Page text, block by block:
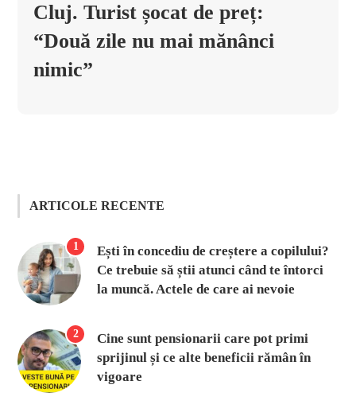
Cluj. Turist șocat de preț:
“Două zile nu mai mănânci
nimic”
ARTICOLE RECENTE
1
Ești în concediu de creștere a copilului?
Ce trebuie să știi atunci când te întorci
la muncă. Actele de care ai nevoie
2
Cine sunt pensionarii care pot primi
sprijinul și ce alte beneficii rămân în
vigoare